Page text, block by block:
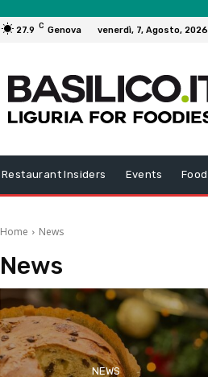
27.9 C Genova venerdì, 7, Agosto, 2026
Restaurant Insiders Events Food
Home News
News
NEWS